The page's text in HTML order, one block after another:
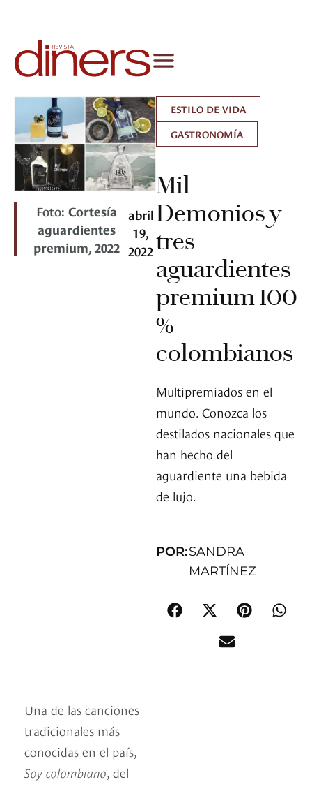
Foto: Cortesía
aguardientes
premium, 2022
abril
19,
2022
ESTILO DE VIDA
GASTRONOMÍA
Mil
Demonios y
tres
aguardientes
premium 100
%
colombianos
Multipremiados en el
mundo. Conozca los
destilados nacionales que
han hecho del
aguardiente una bebida
de lujo.
POR:SANDRA
MARTÍNEZ
Una de las canciones
tradicionales más
conocidas en el país,
Soy colombiano, del